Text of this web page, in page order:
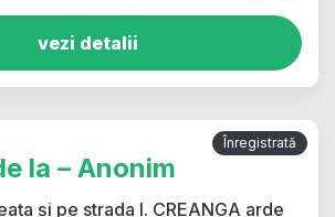
vezi detalii
Înregistrată
la – Anonim
și pe strada I. CREANGA arde